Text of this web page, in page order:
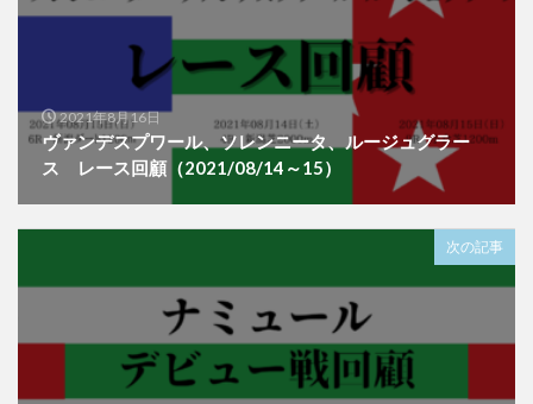
2021年8月16日
ヴァンデスプワール、ソレンニータ、ルージュグラー
ス レース回顧（2021/08/14～15）
次の記事